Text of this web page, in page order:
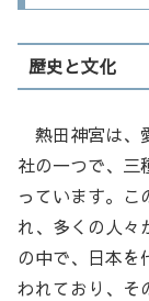
歴史と文化
熱田神宮は、
社の一つで、三
っています。こ
れ、多くの人々
の中で、日本を
われており、そ